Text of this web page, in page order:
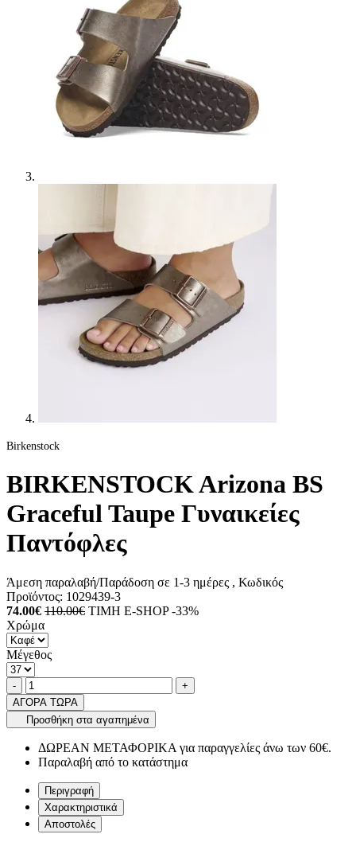
Birkenstock
BIRKENSTOCK Arizona BS
Graceful Taupe Γυναικείες
Παντόφλες
Άμεση παραλαβή/Παράδοση σε 1-3 ημέρες , Κωδικός
Προϊόντος: 1029439-3
74.00€ 110.00€ ΤΙΜΗ E-SHOP -33%
Χρώμα
Μέγεθος
Ποσότητα
-product.increase.quantity +
ΑΓΟΡΑ ΤΩΡΑ
Προσθήκη στα αγαπημένα
ΔΩΡΕΑΝ ΜΕΤΑΦΟΡΙΚΑ για παραγγελίες άνω των 60€.
Παραλαβή από το κατάστημα
Περιγραφή
Χαρακτηριστικά
Αποστολές